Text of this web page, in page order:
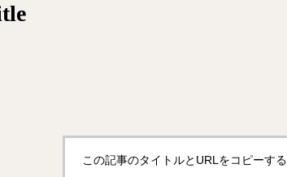
この記事のタイトルとURLをコピーする